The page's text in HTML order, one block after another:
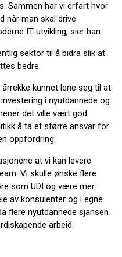
Sammen har vi erfart hvor
når man skal drive
IT-utvikling, sier han.
sektor til å bidra slik at
bedre.
kunnet lene seg til at
i nyutdannede og
det ville vært god
å ta et større ansvar for
oppfordring:
at vi kan levere
Vi skulle ønske flere
som UDI og være mer
av konsulenter og i egne
flere nyutdannede sjansen
arbeid.